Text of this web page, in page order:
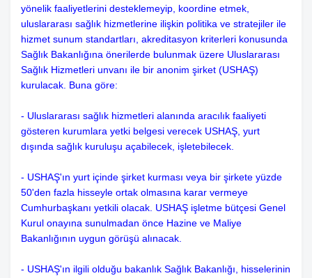
yönelik faaliyetlerini desteklemeyip, koordine etmek,
uluslararası sağlık hizmetlerine ilişkin politika ve stratejiler ile
hizmet sunum standartları, akreditasyon kriterleri konusunda
Sağlık Bakanlığına önerilerde bulunmak üzere Uluslararası
Sağlık Hizmetleri unvanı ile bir anonim şirket (USHAŞ)
kurulacak. Buna göre:
- Uluslararası sağlık hizmetleri alanında aracılık faaliyeti
gösteren kurumlara yetki belgesi verecek USHAŞ, yurt
dışında sağlık kuruluşu açabilecek, işletebilecek.
- USHAŞ'ın yurt içinde şirket kurması veya bir şirkete yüzde
50'den fazla hisseyle ortak olmasına karar vermeye
Cumhurbaşkanı yetkili olacak. USHAŞ işletme bütçesi Genel
Kurul onayına sunulmadan önce Hazine ve Maliye
Bakanlığının uygun görüşü alınacak.
- USHAŞ'ın ilgili olduğu bakanlık Sağlık Bakanlığı, hisselerinin